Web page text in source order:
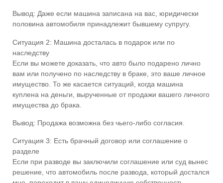
Вывод: Даже если машина записана на вас, юридически
половина автомобиля принадлежит бывшему супругу.
Ситуация 2: Машина досталась в подарок или по
наследству
Если вы можете доказать, что авто было подарено лично
вам или получено по наследству в браке, это ваше личное
имущество. То же касается ситуаций, когда машина
куплена на деньги, вырученные от продажи вашего личного
имущества до брака.
Вывод: Продажа возможна без чьего-либо согласия.
Ситуация 3: Есть брачный договор или соглашение о
разделе
Если при разводе вы заключили соглашение или суд вынес
решение, что автомобиль после развода, который достался